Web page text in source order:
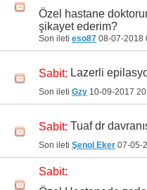
Özel hastane
şikayet ederim?
Son ileti eso87 08-07-2018
Sabit: Lazerli
Son ileti Gzy 10-09-2017
Sabit: Tuaf dr
Son ileti Şenol Eker 07-05-
Sabit: